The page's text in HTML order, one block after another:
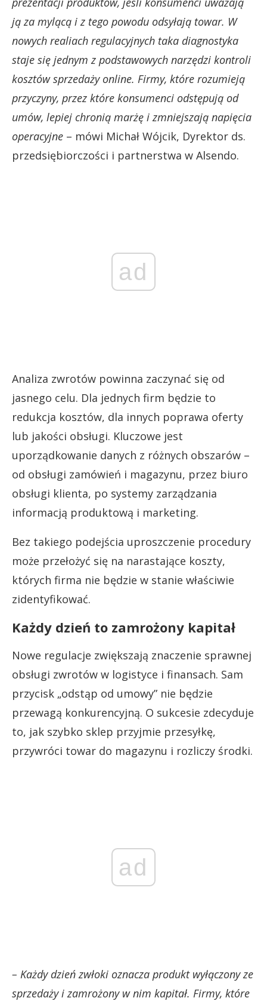
ją za mylącą i z tego powodu odsyłają towar. W
nowych realiach regulacyjnych taka diagnostyka
staje się jednym z podstawowych narzędzi kontroli
kosztów sprzedaży online. Firmy, które rozumieją
przyczyny, przez które konsumenci odstępują od
umów, lepiej chronią marżę i zmniejszają napięcia
operacyjne – mówi Michał Wójcik, Dyrektor ds.
przedsiębiorczości i partnerstwa w Alsendo.
ad
Analiza zwrotów powinna zaczynać się od
jasnego celu. Dla jednych firm będzie to
redukcja kosztów, dla innych poprawa oferty
lub jakości obsługi. Kluczowe jest
uporządkowanie danych z różnych obszarów –
od obsługi zamówień i magazynu, przez biuro
obsługi klienta, po systemy zarządzania
informacją produktową i marketing.
Bez takiego podejścia uproszczenie procedury
może przełożyć się na narastające koszty,
których firma nie będzie w stanie właściwie
zidentyfikować.
Każdy dzień to zamrożony kapitał
Nowe regulacje zwiększają znaczenie sprawnej
obsługi zwrotów w logistyce i finansach. Sam
przycisk „odstąp od umowy” nie będzie
przewagą konkurencyjną. O sukcesie zdecyduje
to, jak szybko sklep przyjmie przesyłkę,
przywróci towar do magazynu i rozliczy środki.
ad
– Każdy dzień zwłoki oznacza produkt wyłączony ze
sprzedaży i zamrożony w nim kapitał. Firmy, które